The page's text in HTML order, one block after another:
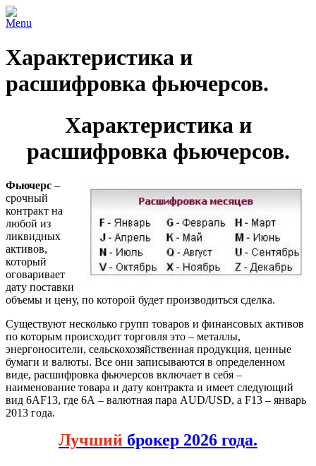
Menu
Характеристика и
расшифровка фьючерсов.
Характеристика и
расшифровка фьючерсов.
Фьючерс –
срочный
контракт на
любой из
ликвидных
активов,
который
оговаривает
дату поставки
объемы и цену, по которой будет производиться сделка.
Существуют несколько групп товаров и финансовых активов
по которым происходит торговля это – металлы,
энергоносители, сельскохозяйственная продукция, ценные
бумаги и валюты. Все они записываются в определенном
виде, расшифровка фьючерсов включает в себя –
наименование товара и дату контракта и имеет следующий
вид 6AF13, где 6А – валютная пара AUD/USD, а F13 – январь
2013 года.
Лучший брокер 2026 года.